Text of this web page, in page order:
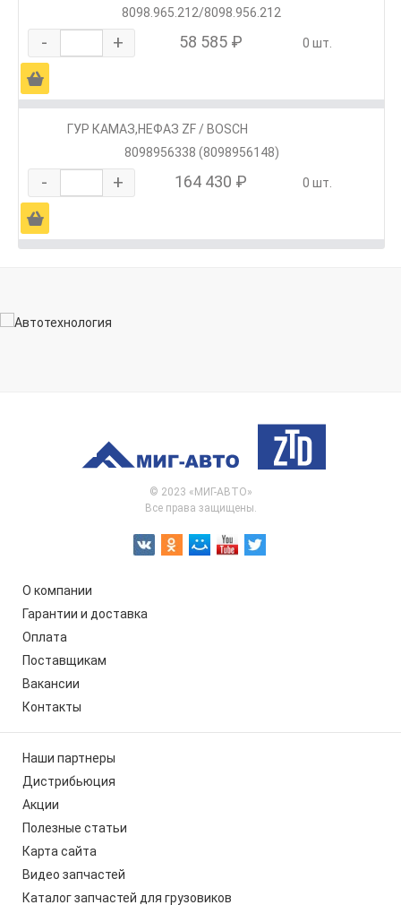
8098.965.212/8098.956.212
- + 58 585 ₽ 0 шт.
Ä
ГУР КАМАЗ,НЕФАЗ ZF / BOSCH
8098956338 (8098956148)
- + 164 430 ₽ 0 шт.
Ä
© 2023 «МИГ-АВТО»
Все права защищены.
О компании
Гарантии и доставка
Оплата
Поставщикам
Вакансии
Контакты
Наши партнеры
Дистрибьюция
Акции
Полезные статьи
Карта сайта
Видео запчастей
Каталог запчастей для грузовиков